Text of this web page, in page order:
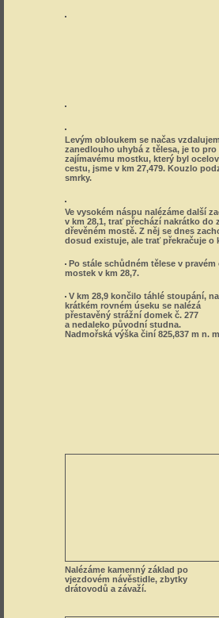
Levým obloukem se načas
zanedlouho uhybá z tělesa, je to
zajímavému mostku, který byl
cestu, jsme v km 27,479. Kouzlo
smrky.
Ve vysokém náspu nalézáme další
v km 28,1, trať přechází nakrátko do
dřevěném mostě. Z něj se dnes
dosud existuje, ale trať překračuje o
Po stále schůdném tělese v
mostek v km 28,7.
V km 28,9 končilo táhlé stoupání, na
krátkém rovném úseku se nalézá
přestavěný strážní domek č. 277
a nedaleko původní studna.
Nadmořská výška činí 825,837 m n.